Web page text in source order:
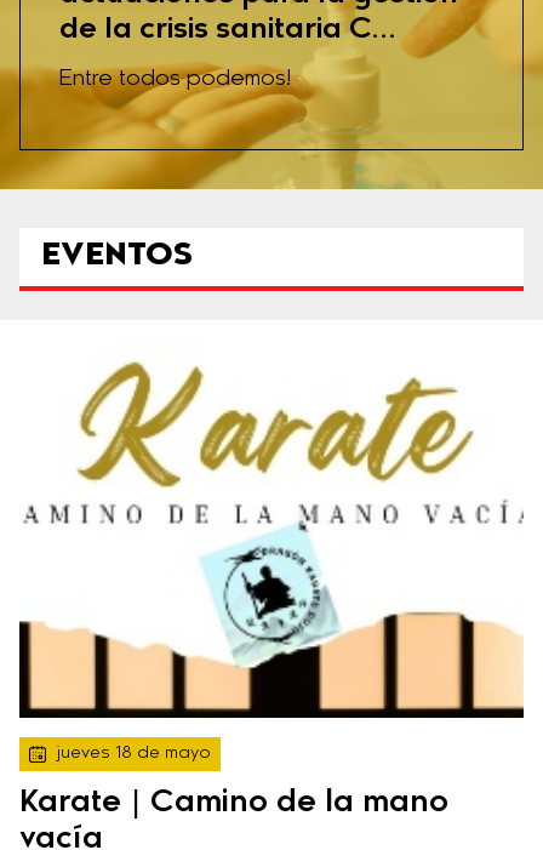
de la crisis sanitaria C...
Entre todos podemos!
EVENTOS
jueves 18 de mayo
Karate | Camino de la mano
vacía